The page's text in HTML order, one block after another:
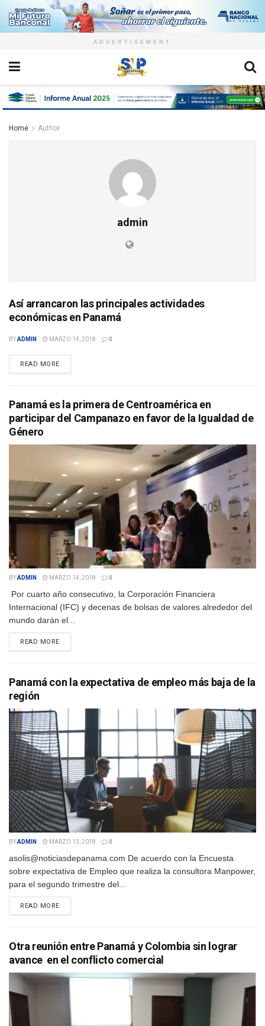
ADVERTISEMENT
Home Author
admin
Así arrancaron las principales actividades
económicas en Panamá
BYADMIN MARZO 14, 2018 0
READ MOREDETAILS
Panamá es la primera de Centroamérica en
participar del Campanazo en favor de la Igualdad de
Género
BYADMIN MARZO 14, 2018 0
Por cuarto año consecutivo, la Corporación Financiera
Internacional (IFC) y decenas de bolsas de valores alrededor del
mundo darán el...
READ MOREDETAILS
Panamá con la expectativa de empleo más baja de la
región
BYADMIN MARZO 13, 2018 0
asolis@noticiasdepanama.com De acuerdo con la Encuesta
sobre expectativa de Empleo que realiza la consultora Manpower,
para el segundo trimestre del...
READ MOREDETAILS
Otra reunión entre Panamá y Colombia sin lograr
avance en el conflicto comercial